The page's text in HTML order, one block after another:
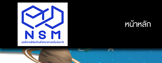
หน้าหลัก
หน้าหลัก
NSM ขนขบวนความสนุ